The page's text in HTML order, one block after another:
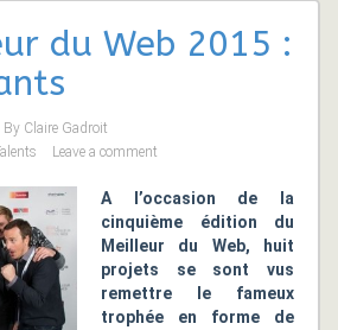
du Web 2015 :
By Claire Gadroit
Leave a comment
A l’occasion de la
cinquième édition du
Meilleur du Web, huit
projets se sont vus
remettre le fameux
trophée en forme de